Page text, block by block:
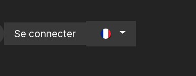
Se connecter